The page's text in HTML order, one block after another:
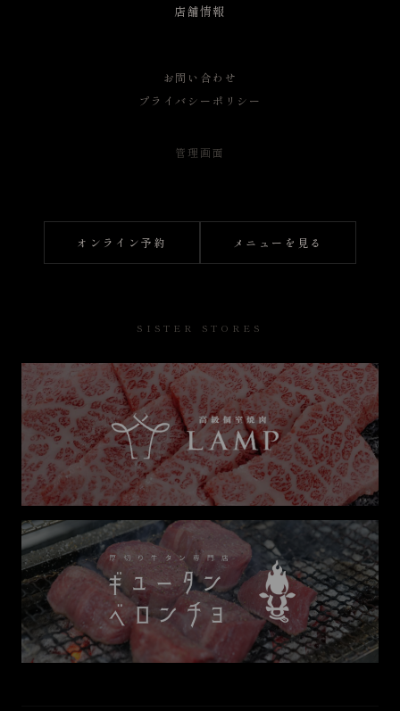
店舗情報
お問い合わせ
プライバシーポリシー
管理画面
オンライン予約 メニューを見る
SISTER STORES